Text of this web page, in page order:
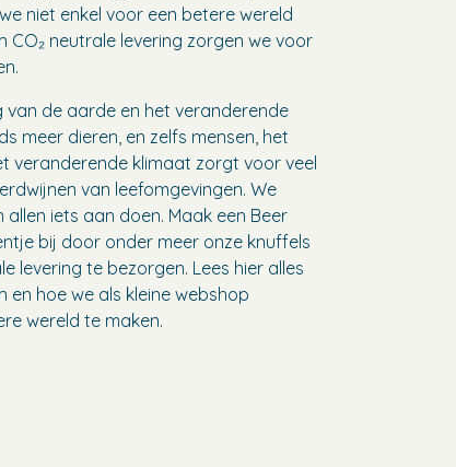
niet enkel voor een betere wereld
CO₂ neutrale levering zorgen we voor
van de aarde en het veranderende
meer dieren, en zelfs mensen, het
veranderende klimaat zorgt voor veel
van leefomgevingen. We
allen iets aan doen. Maak een Beer
bij door onder meer onze knuffels
levering te bezorgen. Lees hier alles
en hoe we als kleine webshop
wereld te maken.